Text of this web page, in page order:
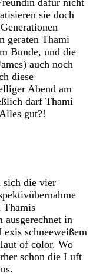
dafür nicht
sie doch
geraten Thami
Bunde, und die
auch noch
diese
Abend am
darf Thami
gut?!
sich die vier
Thamis
in
schneeweißem
of color. Wo
schon die Luft